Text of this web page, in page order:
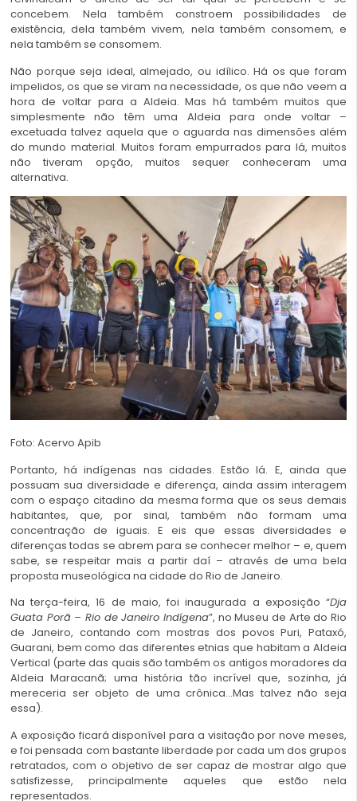
concebem. Nela também constroem possibilidades de
existência, dela também vivem, nela também consomem, e
nela também se consomem.
Não porque seja ideal, almejado, ou idílico. Há os que foram
impelidos, os que se viram na necessidade, os que não veem a
hora de voltar para a Aldeia. Mas há também muitos que
simplesmente não têm uma Aldeia para onde voltar –
excetuada talvez aquela que o aguarda nas dimensões além
do mundo material. Muitos foram empurrados para lá, muitos
não tiveram opção, muitos sequer conheceram uma
alternativa.
Foto: Acervo Apib
Portanto, há indígenas nas cidades. Estão lá. E, ainda que
possuam sua diversidade e diferença, ainda assim interagem
com o espaço citadino da mesma forma que os seus demais
habitantes, que, por sinal, também não formam uma
concentração de iguais. E eis que essas diversidades e
diferenças todas se abrem para se conhecer melhor – e, quem
sabe, se respeitar mais a partir daí – através de uma bela
proposta museológica na cidade do Rio de Janeiro.
Na terça-feira, 16 de maio, foi inaugurada a exposição “Dja
Guata Porã – Rio de Janeiro Indígena”, no Museu de Arte do Rio
de Janeiro, contando com mostras dos povos Puri, Pataxó,
Guarani, bem como das diferentes etnias que habitam a Aldeia
Vertical (parte das quais são também os antigos moradores da
Aldeia Maracanã; uma história tão incrível que, sozinha, já
mereceria ser objeto de uma crônica…Mas talvez não seja
essa).
A exposição ficará disponível para a visitação por nove meses,
e foi pensada com bastante liberdade por cada um dos grupos
retratados, com o objetivo de ser capaz de mostrar algo que
satisfizesse, principalmente aqueles que estão nela
representados.